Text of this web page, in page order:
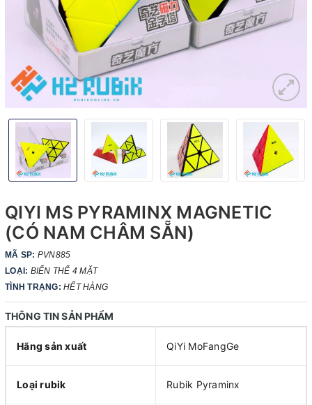
QIYI MS PYRAMINX MAGNETIC
(CÓ NAM CHÂM SẴN)
MÃ SP: PVN885
LOẠI: BIẾN THỂ 4 MẶT
TÌNH TRẠNG: HẾT HÀNG
THÔNG TIN SẢN PHẨM
Hãng sản xuất QiYi MoFangGe
Loại rubik Rubik Pyraminx